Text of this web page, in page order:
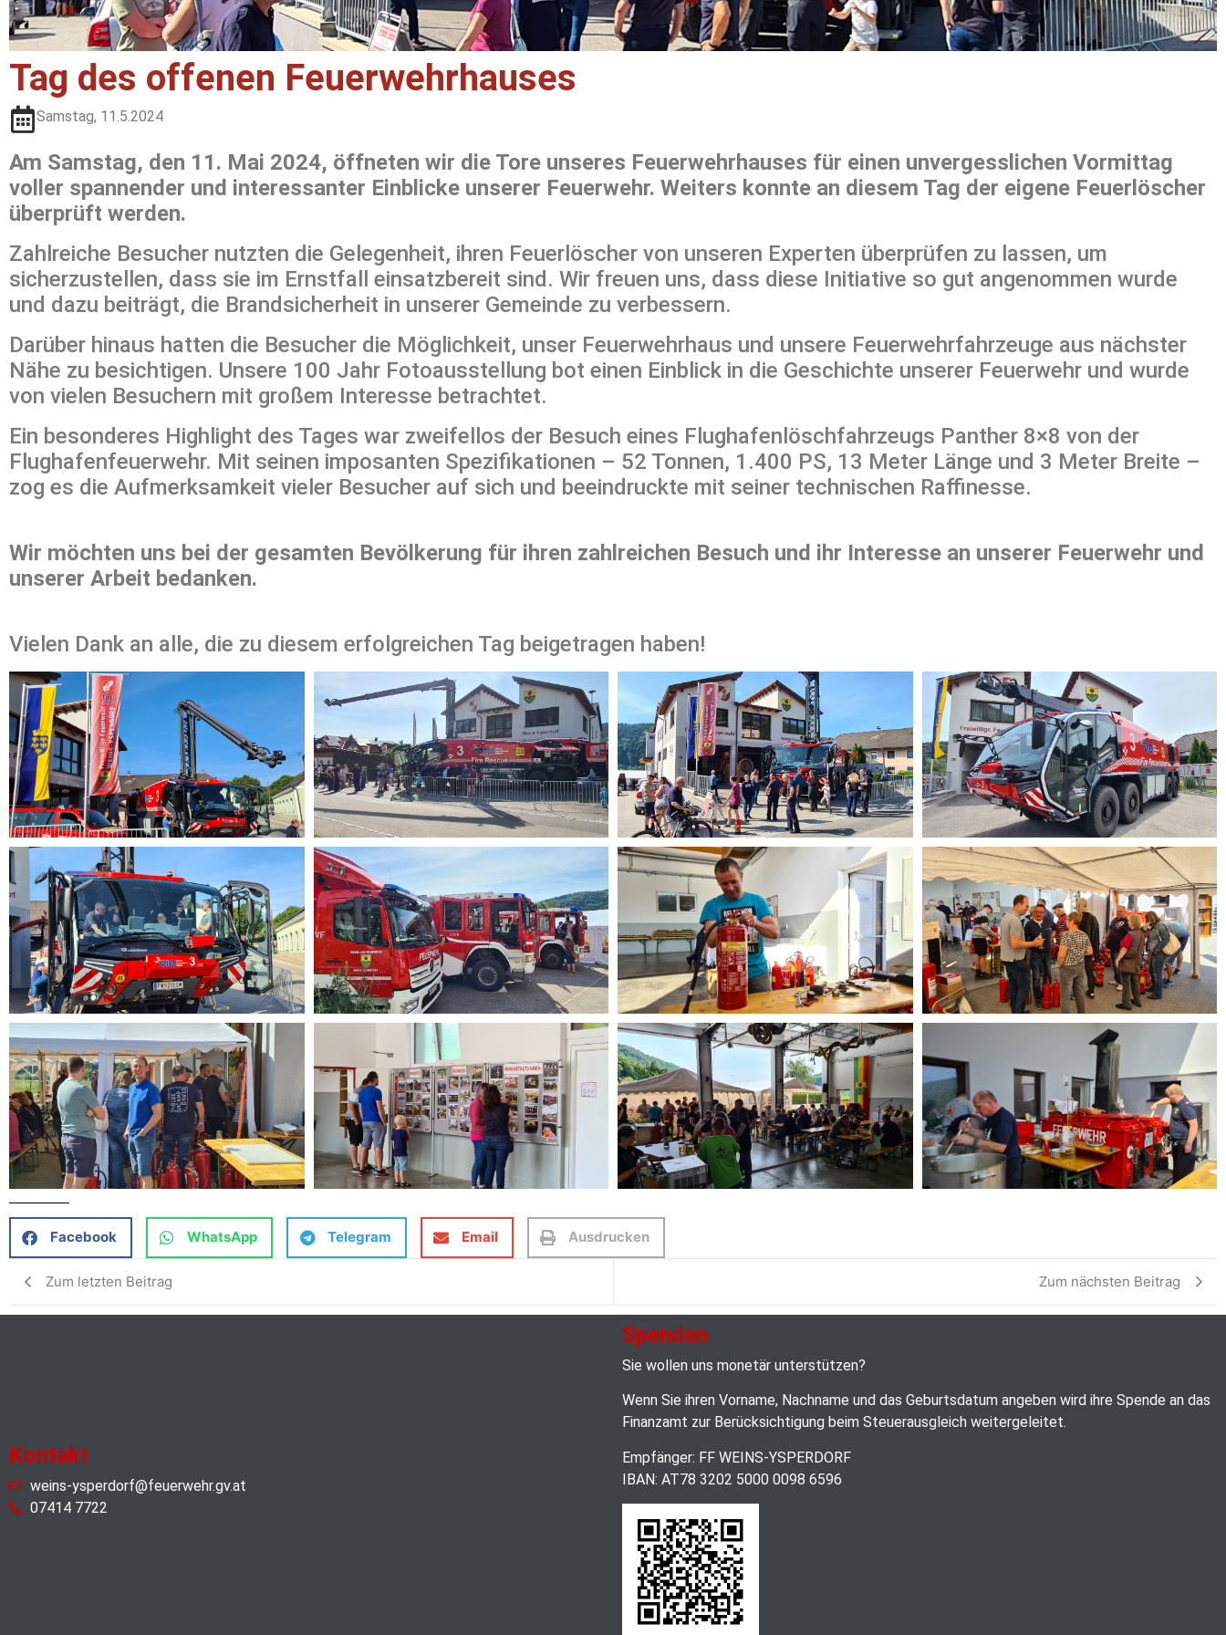
Tag des offenen Feuerwehrhauses
Samstag, 11.5.2024
Am Samstag, den 11. Mai 2024, öffneten wir die Tore unseres Feuerwehrhauses für einen unvergesslichen Vormittag
voller spannender und interessanter Einblicke unserer Feuerwehr. Weiters konnte an diesem Tag der eigene Feuerlöscher
überprüft werden.
Zahlreiche Besucher nutzten die Gelegenheit, ihren Feuerlöscher von unseren Experten überprüfen zu lassen, um
sicherzustellen, dass sie im Ernstfall einsatzbereit sind. Wir freuen uns, dass diese Initiative so gut angenommen wurde
und dazu beiträgt, die Brandsicherheit in unserer Gemeinde zu verbessern.
Darüber hinaus hatten die Besucher die Möglichkeit, unser Feuerwehrhaus und unsere Feuerwehrfahrzeuge aus nächster
Nähe zu besichtigen. Unsere 100 Jahr Fotoausstellung bot einen Einblick in die Geschichte unserer Feuerwehr und wurde
von vielen Besuchern mit großem Interesse betrachtet.
Ein besonderes Highlight des Tages war zweifellos der Besuch eines Flughafenlöschfahrzeugs Panther 8×8 von der
Flughafenfeuerwehr. Mit seinen imposanten Spezifikationen – 52 Tonnen, 1.400 PS, 13 Meter Länge und 3 Meter Breite –
zog es die Aufmerksamkeit vieler Besucher auf sich und beeindruckte mit seiner technischen Raffinesse.
Wir möchten uns bei der gesamten Bevölkerung für ihren zahlreichen Besuch und ihr Interesse an unserer Feuerwehr und
unserer Arbeit bedanken.
Vielen Dank an alle, die zu diesem erfolgreichen Tag beigetragen haben!
Facebook WhatsApp Telegram Email Ausdrucken
Zum letzten Beitrag Zum nächsten Beitrag
Kontakt
weins-ysperdorf@feuerwehr.gv.at
07414 7722
Spenden
Sie wollen uns monetär unterstützen?
Wenn Sie ihren Vorname, Nachname und das Geburtsdatum angeben wird ihre Spende an das
Finanzamt zur Berücksichtigung beim Steuerausgleich weitergeleitet.
Empfänger: FF WEINS-YSPERDORF
IBAN: AT78 3202 5000 0098 6596